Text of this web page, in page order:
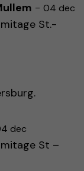
- 04 dec
St.-
dec
St –